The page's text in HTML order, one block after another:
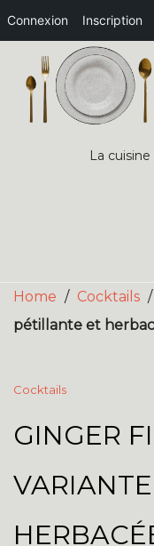
Connexion Inscription
content
La
Home / Cocktails /
pétillante et
Cocktails
GINGER